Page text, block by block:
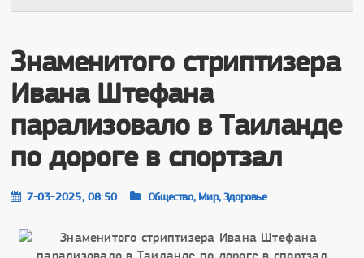
Знаменитого стриптизера
Ивана Штефана
парализовало в Таиланде
по дороге в спортзал
7-03-2025, 08:50 Общество, Мир, Здоровье